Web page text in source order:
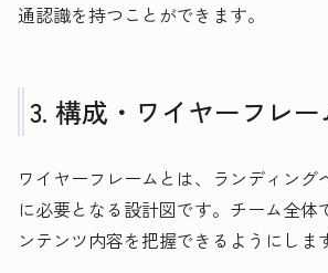
通認識を持つことができます。
3. 構成・ワイヤーフレ
ワイヤーフレームとは、ランディング
に必要となる設計図です。チーム全体
ンテンツ内容を把握できるようにしま